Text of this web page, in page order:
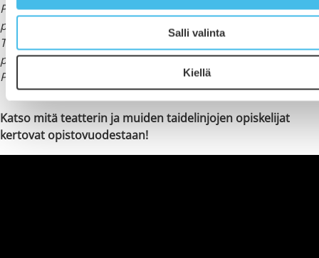
Salli valinta
Kiellä
Pohjalaisia tänään -musiikkinäytelmä (kevään 2021
produktio Seinäjoen kaupunginteatterille).
Teatterin ja esittävän taiteen opiskelijoiden ja Venla Korjan
päällekirjoitus Artturi Järviluoman nimissä olevalle
Pohjalaisia-näytelmälle vuodelta 1914.
Katso mitä teatterin ja muiden taidelinjojen opiskelijat
kertovat opistovuodestaan!